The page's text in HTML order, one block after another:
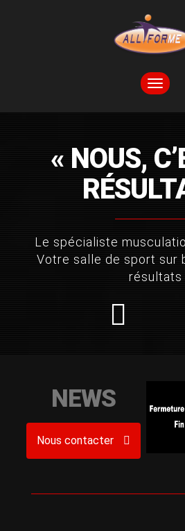
« NOUS,
Le spécialiste
Votre salle de sport sur
résultats
NEWS
Nous contacter